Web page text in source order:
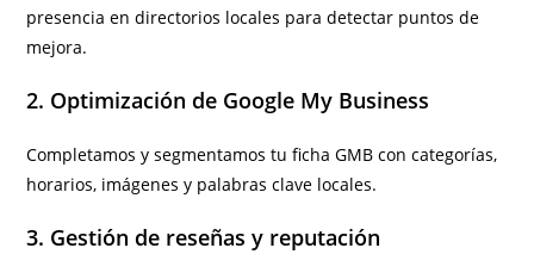
presencia en directorios locales para detectar puntos de
mejora.
2. Optimización de Google My Business
Completamos y segmentamos tu ficha GMB con categorías,
horarios, imágenes y palabras clave locales.
3. Gestión de reseñas y reputación